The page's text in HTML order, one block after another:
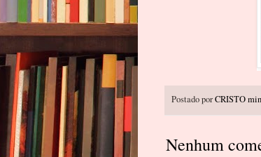
Postado porCRISTO
Nenhum